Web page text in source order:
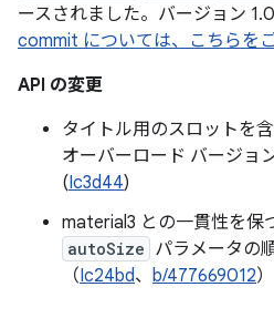
ースされました。バージョン
commit については、こちらを
API の変更
タイトル用のスロットを
オーバーロード バージョ
(Ic3d44)
material3 との一貫性を保
autoSize パラメータの
（Ic24bd、 b/477669012）